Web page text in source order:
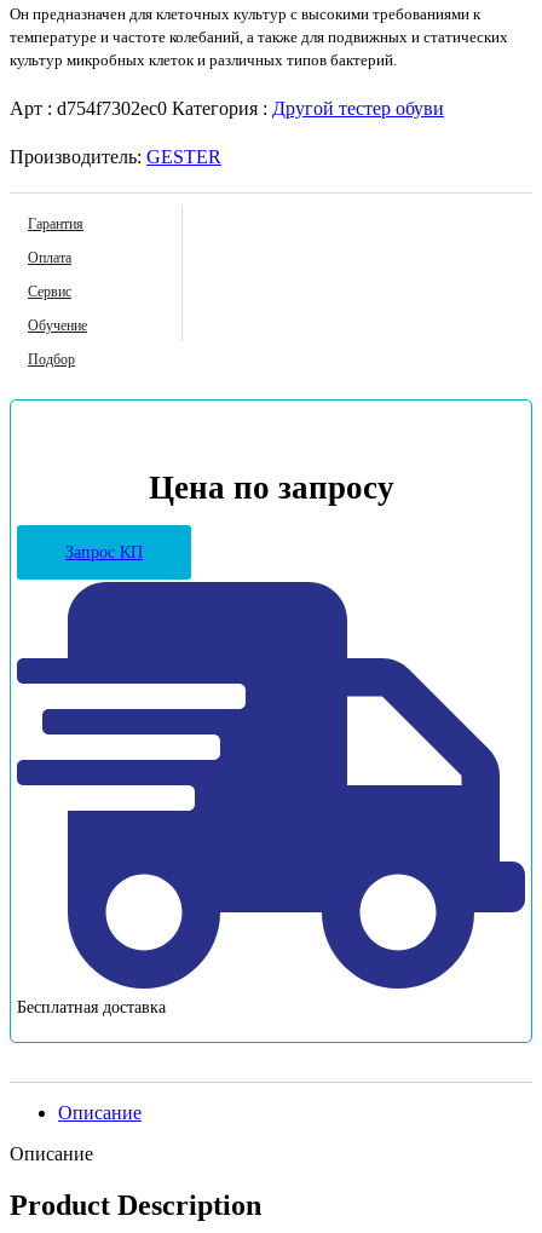
Он предназначен для клеточных культур с высокими требованиями к
температуре и частоте колебаний, а также для подвижных и статических
культур микробных клеток и различных типов бактерий.
Арт : d754f7302ec0 Категория : Другой тестер обуви
Производитель: GESTER
Гарантия
Оплата
Сервис
Обучение
Подбор
Цена по запросу
Запрос КП
Бесплатная доставка
Описание
Описание
Product Description